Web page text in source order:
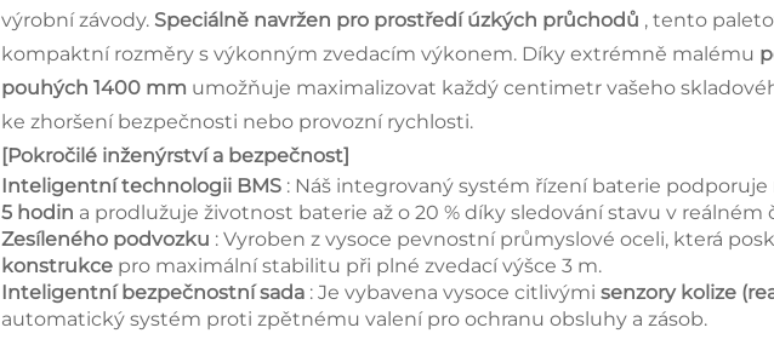
výrobní závody. Speciálně navržen pro prostředí úzkých průchodů , tento
kompaktní rozměry s výkonným zvedacím výkonem. Díky extrémně malému
pouhých 1400 mm umožňuje maximalizovat každý centimetr vašeho
ke zhoršení bezpečnosti nebo provozní rychlosti.
[Pokročilé inženýrství a bezpečnost]
Inteligentní technologii BMS : Náš integrovaný systém řízení baterie podporuje
5 hodin a prodlužuje životnost baterie až o 20 % díky sledování stavu v reálném
Zesíleného podvozku : Vyroben z vysoce pevnostní průmyslové oceli, která
konstrukce pro maximální stabilitu při plné zvedací výšce 3 m.
Inteligentní bezpečnostní sada : Je vybavena vysoce citlivými senzory kolize
automatický systém proti zpětnému valení pro ochranu obsluhy a zásob.